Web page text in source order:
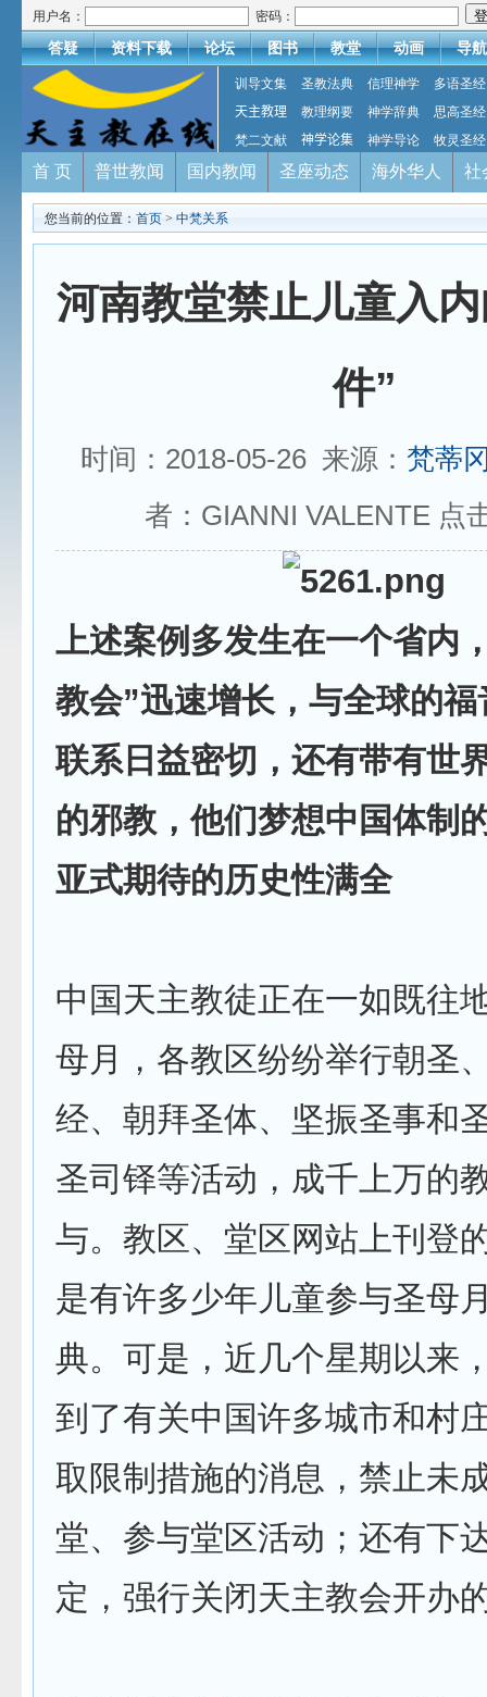
用户名： 密码：
答疑 资料下载 论坛 图书 教堂 动画 导航
训导文集 圣教法典 信理神学
多语圣经
天主教理
教理纲要 神学辞典
思高圣经
梵二文献
神学论集 神学导论 牧灵圣经
首 页 普世教闻 国内教闻 圣座动态 海外华人 社
您当前的位置： 首页 > 中梵关系
河南教堂禁止儿童入
件”
时间：2018-05-26 来源： 梵蒂
者：GIANNI VALENTE 点
上述案例多发生在一个省内
教会”迅速增长，与全球的
联系日益密切，还有带有世
的邪教，他们梦想中国体制
亚式期待的历史性满全
中国天主教徒正在一如既往
母月，各教区纷纷举行朝圣
经、朝拜圣体、坚振圣事和
圣司铎等活动，成千上万的
与。教区、堂区网站上刊登
是有许多少年儿童参与圣母
典。可是，近几个星期以来
到了有关中国许多城市和村
取限制措施的消息，禁止未
堂、参与堂区活动；还有下
定，强行关闭天主教会开办